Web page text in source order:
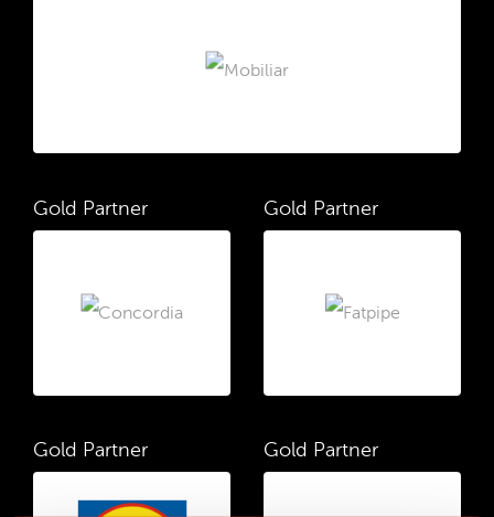
Gold Partner Gold Partner
Gold Partner Gold Partner